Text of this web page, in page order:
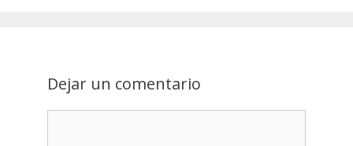
Dejar un comentario